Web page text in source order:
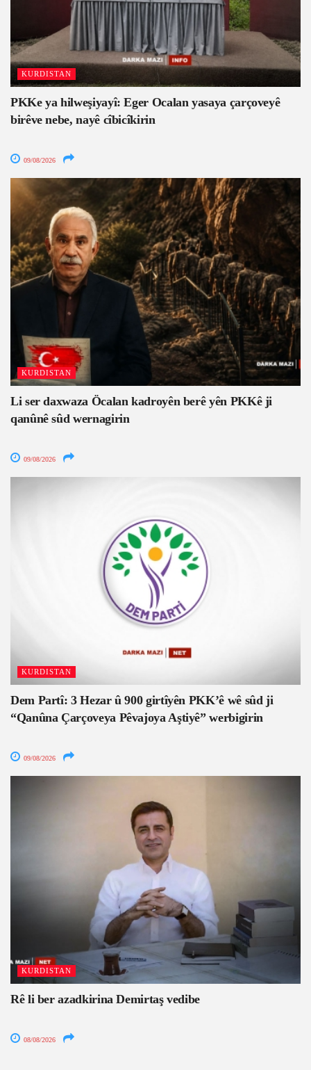
KURDISTAN
PKKe ya hilweşiyayî: Eger Ocalan yasaya çarçoveyê
birêve nebe, nayê cîbicîkirin
09/08/2026
KURDISTAN
Li ser daxwaza Öcalan kadroyên berê yên PKKê ji
qanûnê sûd wernagirin
09/08/2026
KURDISTAN
Dem Partî: 3 Hezar û 900 girtîyên PKK’ê wê sûd ji
“Qanûna Çarçoveya Pêvajoya Aştiyê” werbigirin
09/08/2026
KURDISTAN
Rê li ber azadkirina Demirtaş vedibe
08/08/2026